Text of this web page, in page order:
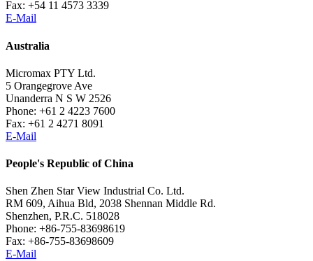
Fax: +54 11 4573 3339
E-Mail
Australia
Micromax PTY Ltd.
5 Orangegrove Ave
Unanderra N S W 2526
Phone: +61 2 4223 7600
Fax: +61 2 4271 8091
E-Mail
People's Republic of China
Shen Zhen Star View Industrial Co. Ltd.
RM 609, Aihua Bld, 2038 Shennan Middle Rd.
Shenzhen, P.R.C. 518028
Phone: +86-755-83698619
Fax: +86-755-83698609
E-Mail